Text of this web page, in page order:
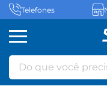
Telefones
Do que você precisa